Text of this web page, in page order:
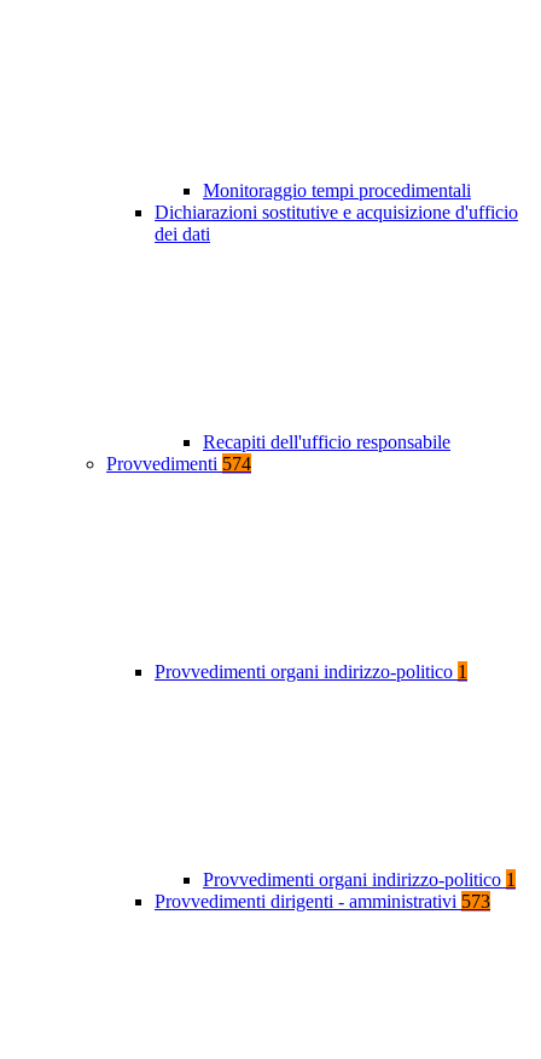
Monitoraggio tempi procedimentali
Dichiarazioni sostitutive e acquisizione d'ufficio
dei dati
Recapiti dell'ufficio responsabile
Provvedimenti 574
Provvedimenti organi indirizzo-politico 1
Provvedimenti organi indirizzo-politico 1
Provvedimenti dirigenti - amministrativi 573